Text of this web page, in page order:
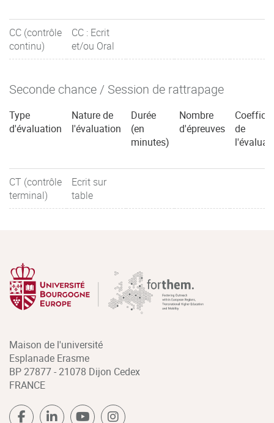
CC (contrôle
continu)
CC : Ecrit
et/ou Oral
Seconde chance / Session de rattrapage
Type
d'évaluation
Nature de
l'évaluation
Durée
(en
minutes)
Nombre
d'épreuves
de
CT (contrôle
terminal)
Ecrit sur
table
Maison de l'université
Esplanade Erasme
BP 27877 - 21078 Dijon Cedex
FRANCE